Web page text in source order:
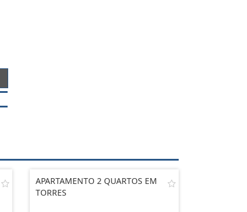
APARTAMENTO 2 QUARTOS EM
TORRES